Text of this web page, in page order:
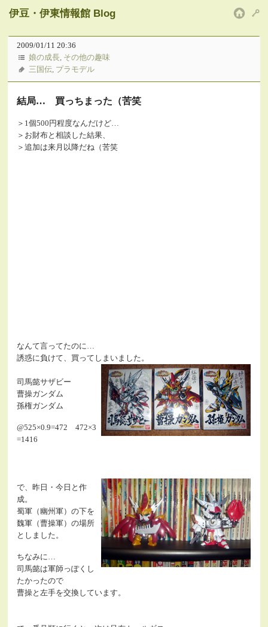
伊豆・伊東情報館 Blog
2009/01/11 20:36
娘の成長, その他の趣味
三国伝, プラモデル
結局… 買っちまった（苦笑
＞1個500円程度なんだけど…
＞お財布と相談した結果、
＞追加は来月以降だね（苦笑
なんて言ってたのに…
誘惑に負けて、買ってしまいました。
司馬懿サザビー
曹操ガンダム
孫権ガンダム
@525×0.9=472 472×3
=1416
で、昨日・今日と作
成。
蜀軍（幽州軍）の下を
魏軍（曹操軍）の場所
としました。
ちなみに…
司馬懿は軍師っぽくし
たかったので
曹操と左手を交換しています。